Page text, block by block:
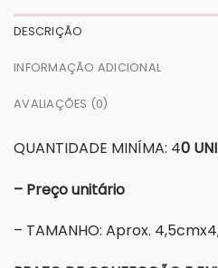
DESCRIÇÃO
INFORMAÇÃO ADICIONAL
AVALIAÇÕES (0)
QUANTIDADE MINÍMA: 40
– Preço unitário
– TAMANHO: Aprox.